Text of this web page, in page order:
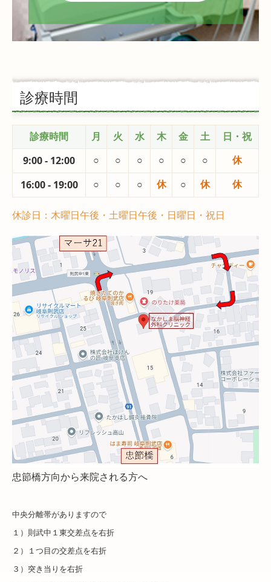
診療時間
診療時間 月 火 水 木 金 土
日・祝
9:00- 12:00 ○ ○ ○ ○ ○ ○
休
16:00- 19:00 ○ ○ ○ 休 ○ 休 休
休診日：木曜日午後・土曜日午後・日曜日・祝日
忠節橋方向から来院される方へ
中央分離帯がありますので
１）則武中１東交差点を右折
２）１つ目の交差点を右折
３）突き当りを右折